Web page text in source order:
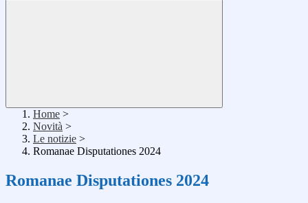
Home >
Novità >
Le notizie >
Romanae Disputationes 2024
Romanae Disputationes 2024